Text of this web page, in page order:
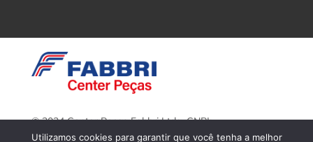
© 2024 Center Peças Fabbri Ltda. CNPJ:
56.908.650/0001-94.
Utilizamos cookies para garantir que você tenha a melhor